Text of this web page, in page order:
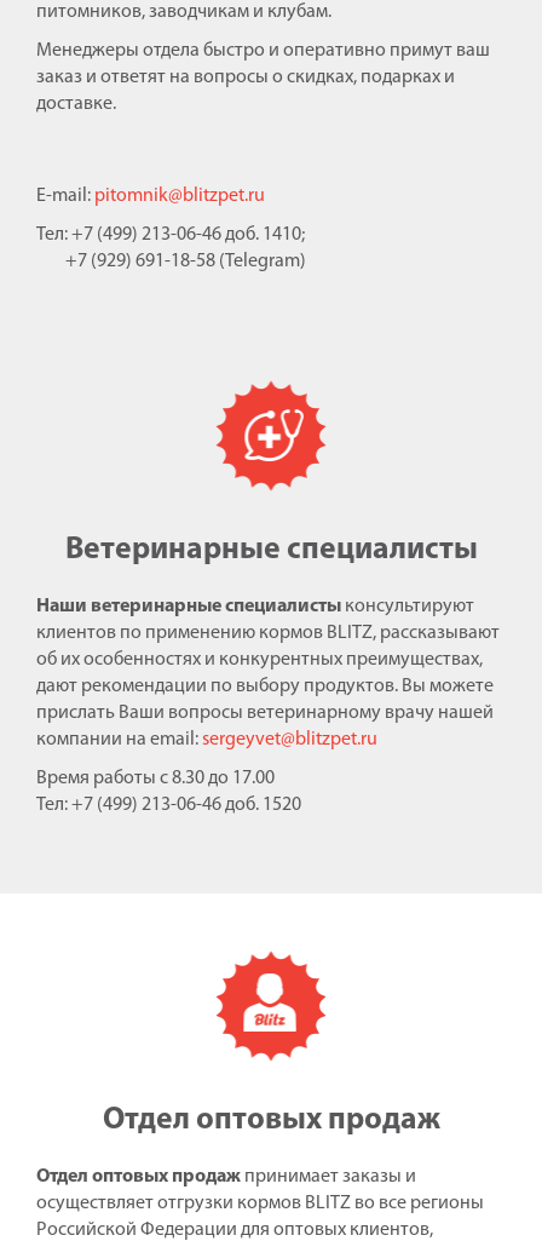
питомников, заводчикам и клубам.
Менеджеры отдела быстро и оперативно примут ваш
заказ и ответят на вопросы о скидках, подарках и
доставке.
E-mail: pitomnik@blitzpet.ru
Тел: +7 (499) 213-06-46 доб. 1410;
+7 (929) 691-18-58 (Telegram)
Ветеринарные специалисты
Наши ветеринарные специалисты консультируют
клиентов по применению кормов BLITZ, рассказывают
об их особенностях и конкурентных преимуществах,
дают рекомендации по выбору продуктов. Вы можете
прислать Ваши вопросы ветеринарному врачу нашей
компании на email:sergeyvet@blitzpet.ru
Время работы с 8.30 до 17.00
Тел: +7 (499) 213-06-46 доб. 1520
Отдел оптовых продаж
Отдел оптовых продаж принимает заказы и
осуществляет отгрузки кормов BLITZ во все регионы
Российской Федерации для оптовых клиентов,